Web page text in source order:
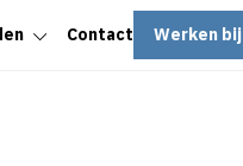
Contact Werken bij
Sluiten